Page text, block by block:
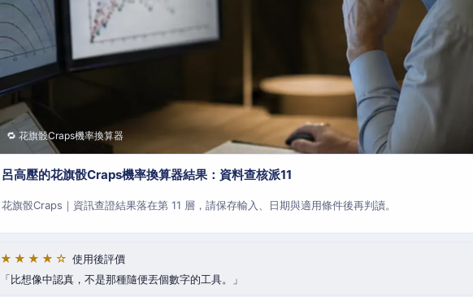
🔁 花旗骰Craps機率換算器
呂高壓的花旗骰Craps機率換算器結果：資料查核派11
花旗骰Craps｜資訊查證結果落在第 11 層，請保存輸入、日期與適用條件後再判讀。
★★★★☆ 使用後評價
比想像中認真，不是那種隨便丟個數字的工具。